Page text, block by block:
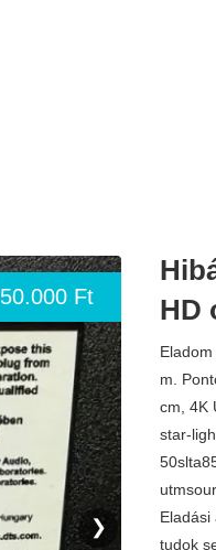
50.000 Ft
❯
HD
m.
cm, 4K
star-
tudok